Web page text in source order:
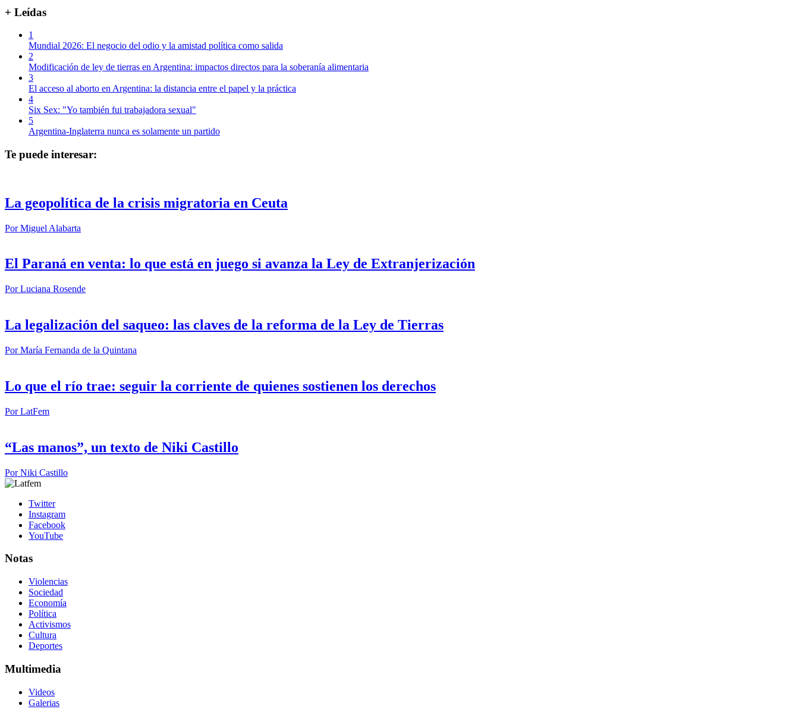
+ Leídas
1
Mundial 2026: El negocio del odio y la amistad política como salida
2
Modificación de ley de tierras en Argentina: impactos directos para la soberanía alimentaria
3
El acceso al aborto en Argentina: la distancia entre el papel y la práctica
4
Six Sex: "Yo también fui trabajadora sexual"
5
Argentina-Inglaterra nunca es solamente un partido
Te puede interesar:
La geopolítica de la crisis migratoria en Ceuta
PorMiguel Alabarta
El Paraná en venta: lo que está en juego si avanza la Ley de Extranjerización
PorLuciana Rosende
La legalización del saqueo: las claves de la reforma de la Ley de Tierras
PorMaría Fernanda de la Quintana
Lo que el río trae: seguir la corriente de quienes sostienen los derechos
PorLatFem
“Las manos”, un texto de Niki Castillo
PorNiki Castillo
Twitter
Instagram
Facebook
YouTube
Notas
Violencias
Sociedad
Economía
Política
Activismos
Cultura
Deportes
Multimedia
Videos
Galerias